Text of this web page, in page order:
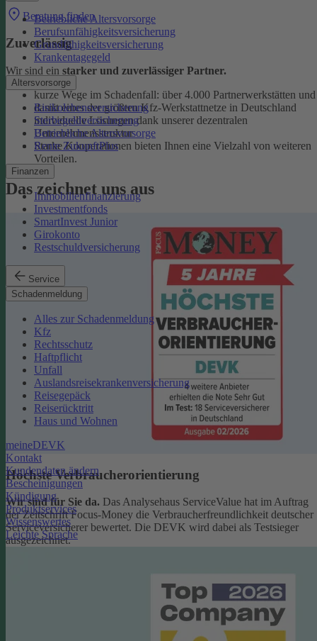
Betriebliche Altersvorsorge
Berufsunfähigkeitsversicherung
Grundfähigkeitsversicherung
Krankentagegeld
Altersvorsorge
Risikolebensversicherung
Sterbegeldversicherung
Betriebliche Altersvorsorge
Rente ZukunftPlus
Finanzen
Immobilienfinanzierung
Investmentfonds
SmartInvest Junior
Girokonto
Restschuldversicherung
Service
Schadenmeldung
Alles zur Schadenmeldung
Kfz
Rechtsschutz
Haftpflicht
Unfall
Auslandsreisekrankenversicherung
Reisegepäck
Reiserücktritt
Haus und Wohnen
meineDEVK
Kontakt
Kundendaten ändern
Bescheinigungen
Kündigung
Produktservices
Wissenswertes
Leichte Sprache
Beratung finden
Zuverlässig
Wir sind ein starker und zuverlässiger Partner.
kurze Wege im Schadenfall: über 4.000 Partnerwerkstätten und
damit eines der größten Kfz-Werkstattnetze in Deutschland
individuelle Lösungen dank unserer dezentralen
Unternehmensstruktur
Starke Kooperationen bieten Ihnen eine Vielzahl von weiteren
Vorteilen.
Das zeichnet uns aus
Höchste Verbraucherorientierung
Wir sind für Sie da. Das Analysehaus ServiceValue hat im Auftrag
der Zeitschrift Focus-Money die Verbraucherfreundlichkeit deutscher
Serviceversicherer bewertet. Die DEVK wird dabei als Testsieger
ausgezeichnet.